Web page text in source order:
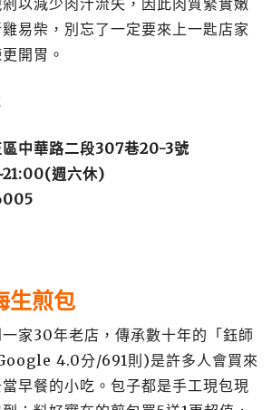
以減少肉汁流失，因此肉質緊實嫩
易柴，別忘了一定要來上一匙店家
開胃。
中華路二段307巷20-3號
週六休)
生煎包
家30年老店，傳承數十年的「鈺師
4.0分/691則)是許多人會買來
早餐的小吃。包子都是手工現包現